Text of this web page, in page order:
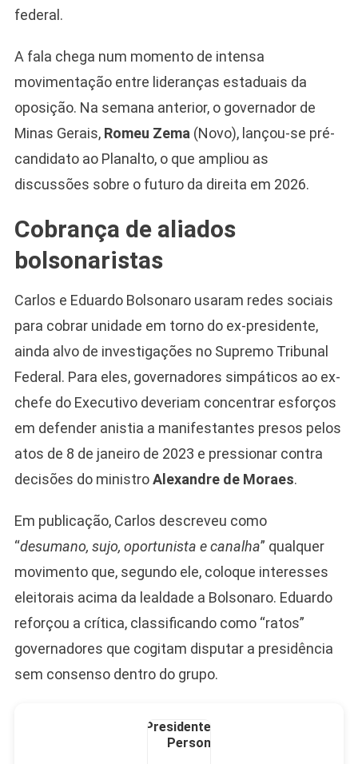
federal.
A fala chega num momento de intensa
movimentação entre lideranças estaduais da
oposição. Na semana anterior, o governador de
Minas Gerais, Romeu Zema (Novo), lançou-se pré-
candidato ao Planalto, o que ampliou as
discussões sobre o futuro da direita em 2026.
Cobrança de aliados
bolsonaristas
Carlos e Eduardo Bolsonaro usaram redes sociais
para cobrar unidade em torno do ex-presidente,
ainda alvo de investigações no Supremo Tribunal
Federal. Para eles, governadores simpáticos ao ex-
chefe do Executivo deveriam concentrar esforços
em defender anistia a manifestantes presos pelos
atos de 8 de janeiro de 2023 e pressionar contra
decisões do ministroAlexandre de Moraes.
Em publicação, Carlos descreveu como
“desumano, sujo, oportunista e canalha” qualquer
movimento que, segundo ele, coloque interesses
eleitorais acima da lealdade a Bolsonaro. Eduardo
reforçou a crítica, classificando como “ratos”
governadores que cogitam disputar a presidência
sem consenso dentro do grupo.
Camiseta Camisa
Bolsonaro Presidente
2026 Pátria Brasil 6 X
10,00 S/JUROS
Ver no MERCADO
LIVRE
Presidente Porcelana
Personalizada